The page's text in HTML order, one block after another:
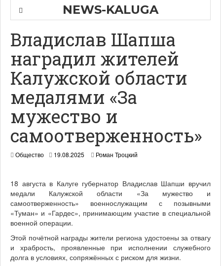
NEWS-KALUGA
Владислав Шапша
наградил жителей
Калужской области
медалями «За
мужество и
самоотверженность»
Общество 19.08.2025 Роман Троцкий
18 августа в Калуге губернатор Владислав Шапши вручил
медали Калужской области «За мужество и
самоотверженность» военнослужащим с позывными
«Туман» и «Гардес», принимающим участие в специальной
военной операции.
Этой почётной награды жители региона удостоены за отвагу
и храбрость, проявленные при исполнении служебного
долга в условиях, сопряжённых с риском для жизни.